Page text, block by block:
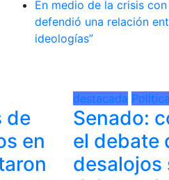
En medio de la crisis
defendió una relación
ideologías”
de
en
destacada Política
Senado:
el debate
desalojos